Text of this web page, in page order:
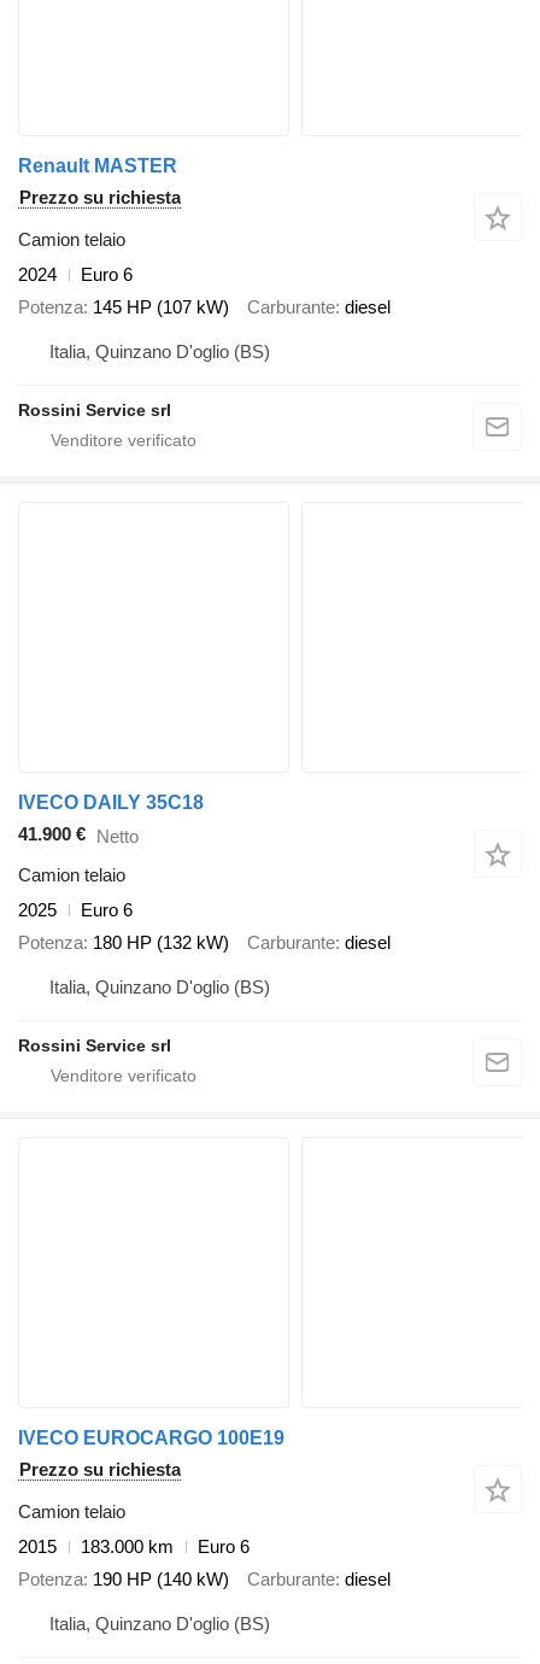
Renault MASTER
Prezzo su richiesta
Camion telaio
2024
Euro 6
Potenza 145 HP (107 kW) Carburante diesel
Italia, Quinzano D'oglio (BS)
Rossini Service srl
IVECO DAILY 35C18
41.900 € Netto
Camion telaio
2025
Euro 6
Potenza 180 HP (132 kW) Carburante diesel
Italia, Quinzano D'oglio (BS)
Rossini Service srl
IVECO EUROCARGO 100E19
Prezzo su richiesta
Camion telaio
2015
183.000 km
Euro 6
Potenza 190 HP (140 kW) Carburante diesel
Italia, Quinzano D'oglio (BS)